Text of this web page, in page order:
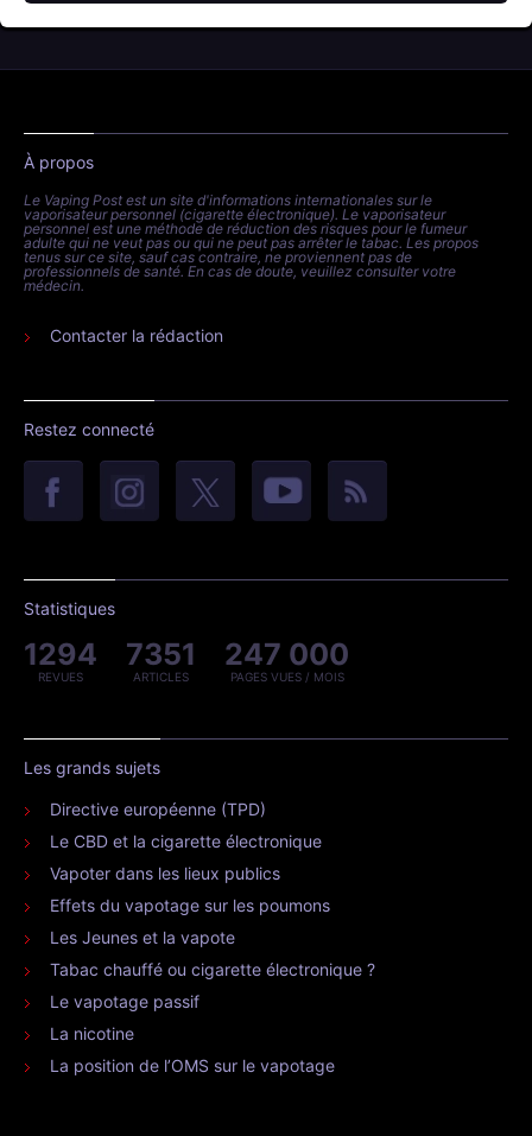
À propos
Le Vaping Post est un site d'informations internationales sur le
vaporisateur personnel (cigarette électronique). Le vaporisateur
personnel est une méthode de réduction des risques pour le fumeur
adulte qui ne veut pas ou qui ne peut pas arrêter le tabac. Les propos
tenus sur ce site, sauf cas contraire, ne proviennent pas de
professionnels de santé. En cas de doute, veuillez consulter votre
médecin.
Contacter la rédaction
Restez connecté
Statistiques
1294
REVUES
7351
ARTICLES
247 000
PAGES VUES / MOIS
Les grands sujets
Directive européenne (TPD)
Le CBD et la cigarette électronique
Vapoter dans les lieux publics
Effets du vapotage sur les poumons
Les Jeunes et la vapote
Tabac chauffé ou cigarette électronique ?
Le vapotage passif
La nicotine
La position de l’OMS sur le vapotage